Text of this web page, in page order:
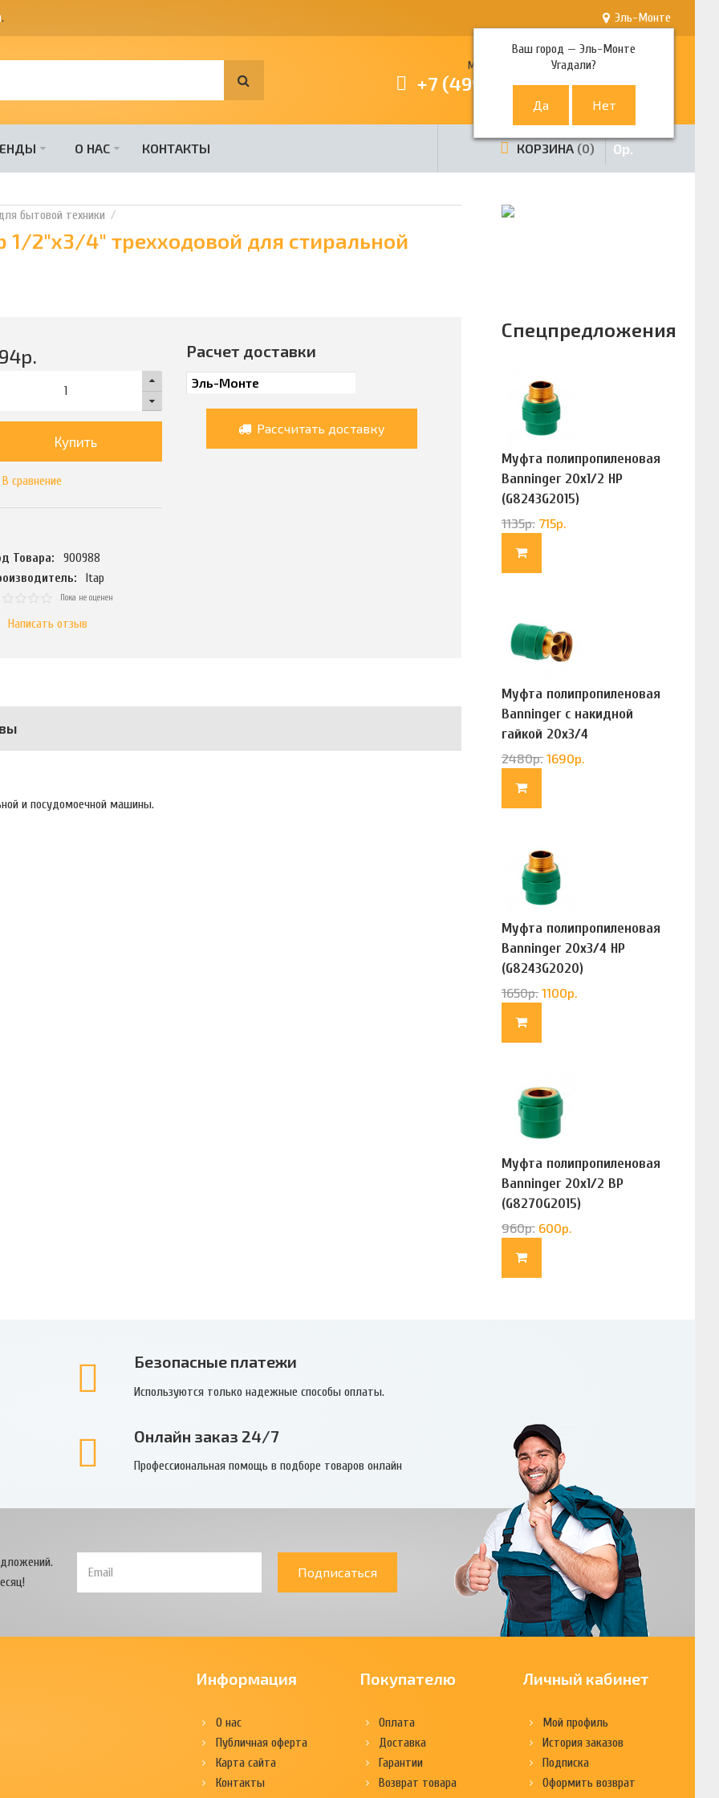
. Эль-Монте
Ваш город —Эль-Монте
Угадали?
Многоканальный телефон
+7 (499) 380-80-80
О НАС КОНТАКТЫ КОРЗИНА 0 0р.
бытовой техники
2"x3/4" трехходовой для стиральной
р.
Купить
В сравнение
Товара:
900988
Itap
Пока не оценен
Написать отзыв
Расчет доставки
Рассчитать доставку
и посудомоечной машины.
Спецпредложения
Муфта полипропиленовая
Banninger 20х1/2 НР
(G8243G2015)
1135р. 715р.
Муфта полипропиленовая
Banninger с накидной
гайкой 20х3/4
(G83322020)
2480р. 1690р.
Муфта полипропиленовая
Banninger 20х3/4 НР
(G8243G2020)
1650р. 1100р.
Муфта полипропиленовая
Banninger 20х1/2 ВР
(G8270G2015)
960р. 600р.
Безопасные платежи
Используются только надежные способы оплаты.
Онлайн заказ 24/7
Профессиональная помощь в подборе товаров онлайн
Подписаться
Информация
О нас
Публичная оферта
Карта сайта
Контакты
Покупателю
Оплата
Доставка
Гарантии
Возврат товара
Личный кабинет
Мой профиль
История заказов
Подписка
Оформить возврат